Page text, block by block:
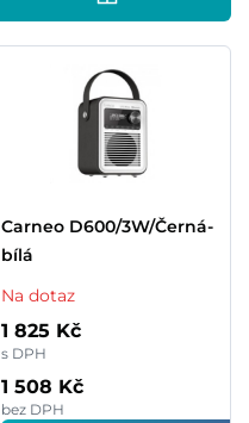
Carneo D600/3W/Černá-
bílá
Na dotaz
1 825 Kč
s DPH
1 508 Kč
bez DPH